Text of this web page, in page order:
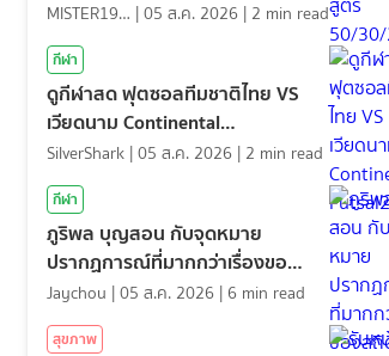
MISTER1997 |05 ส.ค. 2026 | 2 min read
กีฬา
ดูกีฬาสด ฟุตซอลทีมชาติไทย VS
เวียดนาม Continental
Futsal2026
SilverShark |05 ส.ค. 2026 | 2 min read
กีฬา
ภูริพล บุญสอน กับจุดหมาย
ปรากฏการณ์ที่มากกว่าเรื่องของ
สถิติ
Jaychou |05 ส.ค. 2026 | 6 min read
สุขภาพ